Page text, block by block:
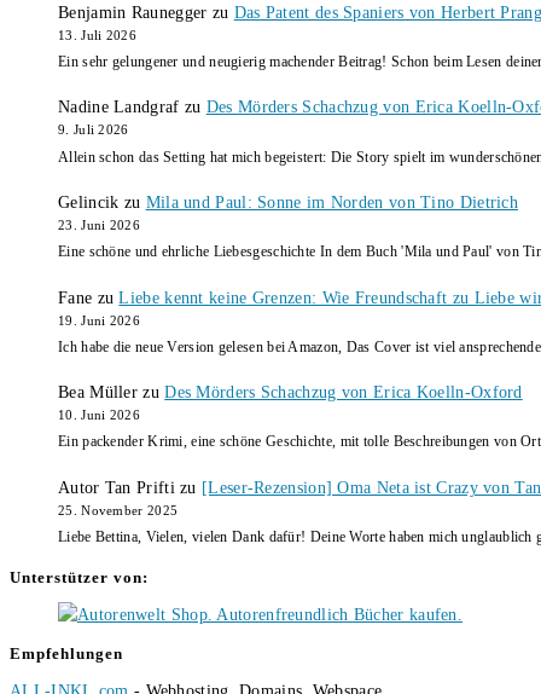
Benjamin Raunegger zu Das Patent des Spaniers von Herbert
13. Juli 2026
Ein sehr gelungener und neugierig machender Beitrag! Schon beim Lesen
Nadine Landgraf zu Des Mörders Schachzug von Erica Koelln-
9. Juli 2026
Allein schon das Setting hat mich begeistert: Die Story spielt im
Gelincik zu Mila und Paul: Sonne im Norden von Tino Dietrich
23. Juni 2026
Eine schöne und ehrliche Liebesgeschichte In dem Buch 'Mila und Paul' von
Fane zuLiebe kennt keine Grenzen: Wie Freundschaft zu Liebe
19. Juni 2026
Ich habe die neue Version gelesen bei Amazon, Das Cover ist viel
Bea Müller zuDes Mörders Schachzug von Erica Koelln-Oxford
10. Juni 2026
Ein packender Krimi, eine schöne Geschichte, mit tolle Beschreibungen von
Autor Tan Prifti zu [Leser-Rezension] Oma Neta ist Crazy von
25. November 2025
Liebe Bettina, Vielen, vielen Dank dafür! Deine Worte haben mich unglaublich
Unterstützer von:
Empfehlungen